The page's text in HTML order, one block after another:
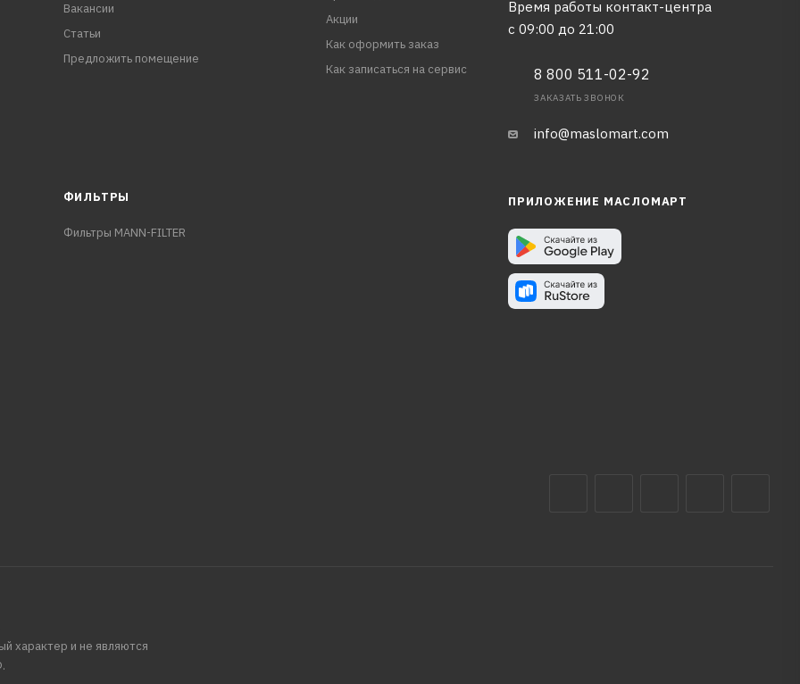
Вакансии
Статьи
Предложить помещение
Акции
Как оформить заказ
Как записаться на сервис
Время работы контакт-центра
с 09:00 до 21:00
8 800 511-02-92
ЗАКАЗАТЬ ЗВОНОК
info@maslomart.com
ФИЛЬТРЫ
Фильтры MANN-FILTER
ПРИЛОЖЕНИЕ МАСЛОМАРТ
характер и не являются